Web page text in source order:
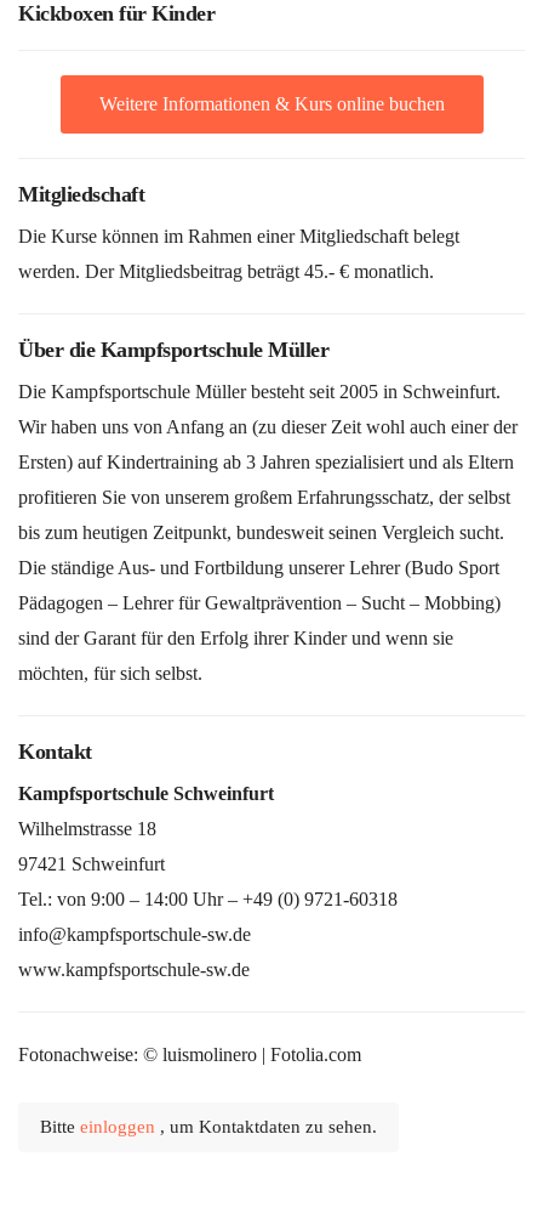
Kickboxen für Kinder
Weitere Informationen & Kurs online buchen
Mitgliedschaft
Die Kurse können im Rahmen einer Mitgliedschaft belegt
werden. Der Mitgliedsbeitrag beträgt 45.- € monatlich.
Über die Kampfsportschule Müller
Die Kampfsportschule Müller besteht seit 2005 in Schweinfurt.
Wir haben uns von Anfang an (zu dieser Zeit wohl auch einer der
Ersten) auf Kindertraining ab 3 Jahren spezialisiert und als Eltern
profitieren Sie von unserem großem Erfahrungsschatz, der selbst
bis zum heutigen Zeitpunkt, bundesweit seinen Vergleich sucht.
Die ständige Aus- und Fortbildung unserer Lehrer (Budo Sport
Pädagogen – Lehrer für Gewaltprävention – Sucht – Mobbing)
sind der Garant für den Erfolg ihrer Kinder und wenn sie
möchten, für sich selbst.
Kontakt
Kampfsportschule Schweinfurt
Wilhelmstrasse 18
97421 Schweinfurt
Tel.: von 9:00 – 14:00 Uhr – +49 (0) 9721-60318
info@kampfsportschule-sw.de
www.kampfsportschule-sw.de
Fotonachweise: © luismolinero | Fotolia.com
Bitte einloggen , um Kontaktdaten zu sehen.